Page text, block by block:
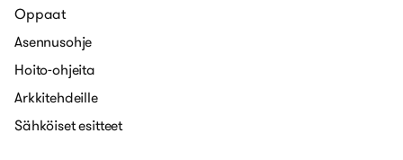
Oppaat
Asennusohje
Hoito-ohjeita
Arkkitehdeille
Sähköiset esitteet